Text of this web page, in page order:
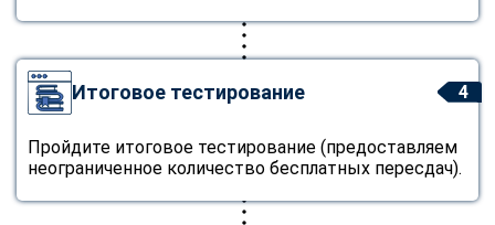
4
Итоговое тестирование
Пройдите итоговое тестирование (предоставляем
неограниченное количество бесплатных пересдач).